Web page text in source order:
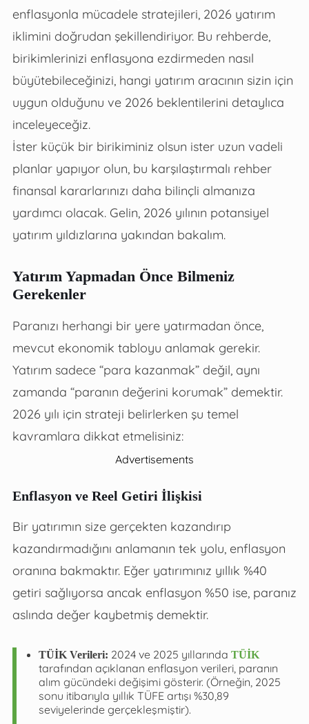
enflasyonla mücadele stratejileri, 2026 yatırım
iklimini doğrudan şekillendiriyor. Bu rehberde,
birikimlerinizi enflasyona ezdirmeden nasıl
büyütebileceğinizi, hangi yatırım aracının sizin için
uygun olduğunu ve 2026 beklentilerini detaylıca
inceleyeceğiz.
İster küçük bir birikiminiz olsun ister uzun vadeli
planlar yapıyor olun, bu karşılaştırmalı rehber
finansal kararlarınızı daha bilinçli almanıza
yardımcı olacak. Gelin, 2026 yılının potansiyel
yatırım yıldızlarına yakından bakalım.
Yatırım Yapmadan Önce Bilmeniz
Gerekenler
Paranızı herhangi bir yere yatırmadan önce,
mevcut ekonomik tabloyu anlamak gerekir.
Yatırım sadece “para kazanmak” değil, aynı
zamanda “paranın değerini korumak” demektir.
2026 yılı için strateji belirlerken şu temel
kavramlara dikkat etmelisiniz:
Advertisements
Enflasyon ve Reel Getiri İlişkisi
Bir yatırımın size gerçekten kazandırıp
kazandırmadığını anlamanın tek yolu, enflasyon
oranına bakmaktır. Eğer yatırımınız yıllık %40
getiri sağlıyorsa ancak enflasyon %50 ise, paranız
aslında değer kaybetmiş demektir.
TÜİK Verileri: 2024 ve 2025 yıllarında TÜİK
tarafından açıklanan enflasyon verileri, paranın
alım gücündeki değişimi gösterir. (Örneğin, 2025
sonu itibarıyla yıllık TÜFE artışı %30,89
seviyelerinde gerçekleşmiştir).